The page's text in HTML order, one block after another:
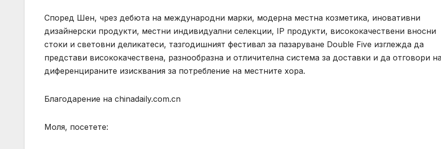
Според Шен, чрез дебюта на международни марки, модерна местна козметика, иновативни
дизайнерски продукти, местни индивидуални селекции, IP продукти, висококачествени вносни
стоки и световни деликатеси, тазгодишният фестивал за пазаруване Double Five изглежда да
представи висококачествена, разнообразна и отличителна система за доставки и да отговори
диференцираните изисквания за потребление на местните хора.
Благодарение на chinadaily.com.cn
Моля, посетете: